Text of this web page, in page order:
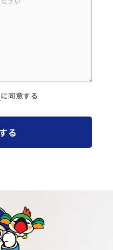
に同意する